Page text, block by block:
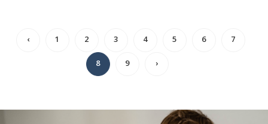
‹ 1 2 3 4 5 6 7
8 9 ›